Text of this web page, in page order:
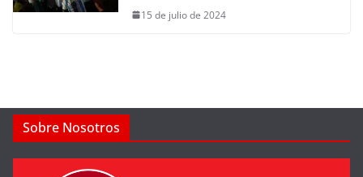
15 de julio de 2024
Sobre Nosotros